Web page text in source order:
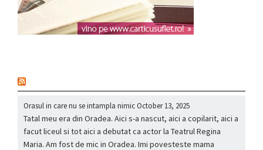
Orasul in care nu se intampla nimicOctober 13, 2025
Tatal meu era din Oradea. Aici s-a nascut, aici a copilarit, aici a
facut liceul si tot aici a debutat ca actor la Teatrul Regina
Maria. Am fost de mic in Oradea. Imi povesteste mama